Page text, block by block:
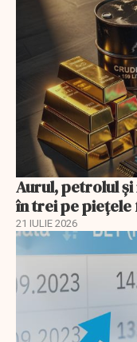
Aurul, petrolul
în trei pe piețele
21 IULIE 2026